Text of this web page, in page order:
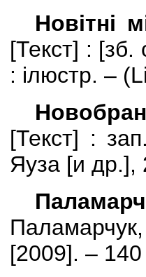
Новітні
[Текст] : [зб.
: ілюстр. – (
[Текст] :
Яуза [и др.],
[2009]. – 140